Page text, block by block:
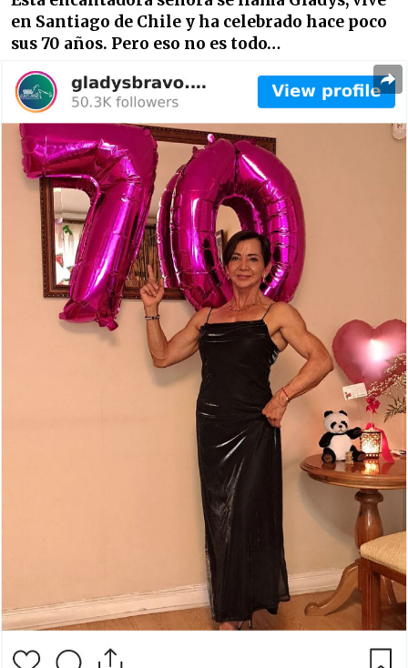
en Santiago de Chile y ha celebrado hace poco
sus 70 años. Pero eso no es todo…